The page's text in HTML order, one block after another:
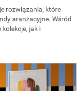
rozwiązania, które
aranżacyjne. Wśród
jak i